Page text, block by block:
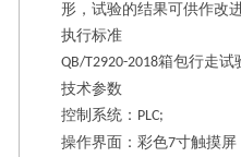
形，试验的结果可供作改
执行标准
QB/T2920-2018箱包行走试
技术参数
控制系统： PLC;
操作界面：彩色7寸触摸屏